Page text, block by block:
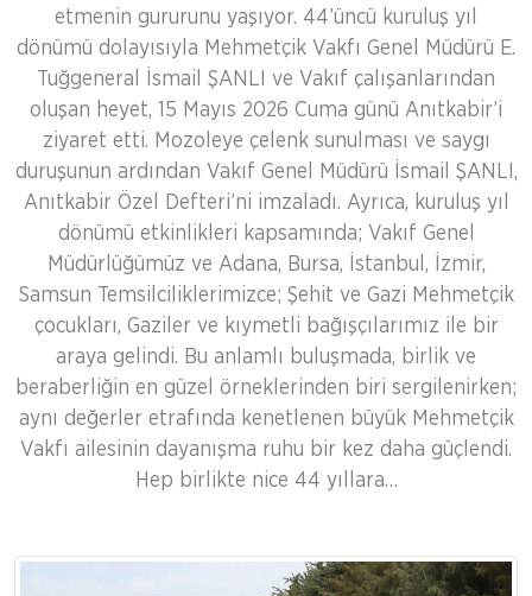
etmenin gururunu yaşıyor. 44’üncü kuruluş yıl
dönümü dolayısıyla Mehmetçik Vakfı Genel Müdürü E.
Tuğgeneral İsmail ŞANLI ve Vakıf çalışanlarından
oluşan heyet, 15 Mayıs 2026 Cuma günü Anıtkabir’i
ziyaret etti. Mozoleye çelenk sunulması ve saygı
duruşunun ardından Vakıf Genel Müdürü İsmail ŞANLI,
Anıtkabir Özel Defteri’ni imzaladı. Ayrıca, kuruluş yıl
dönümü etkinlikleri kapsamında; Vakıf Genel
Müdürlüğümüz ve Adana, Bursa, İstanbul, İzmir,
Samsun Temsilciliklerimizce; Şehit ve Gazi Mehmetçik
çocukları, Gaziler ve kıymetli bağışçılarımız ile bir
araya gelindi. Bu anlamlı buluşmada, birlik ve
beraberliğin en güzel örneklerinden biri sergilenirken;
aynı değerler etrafında kenetlenen büyük Mehmetçik
Vakfı ailesinin dayanışma ruhu bir kez daha güçlendi.
Hep birlikte nice 44 yıllara…